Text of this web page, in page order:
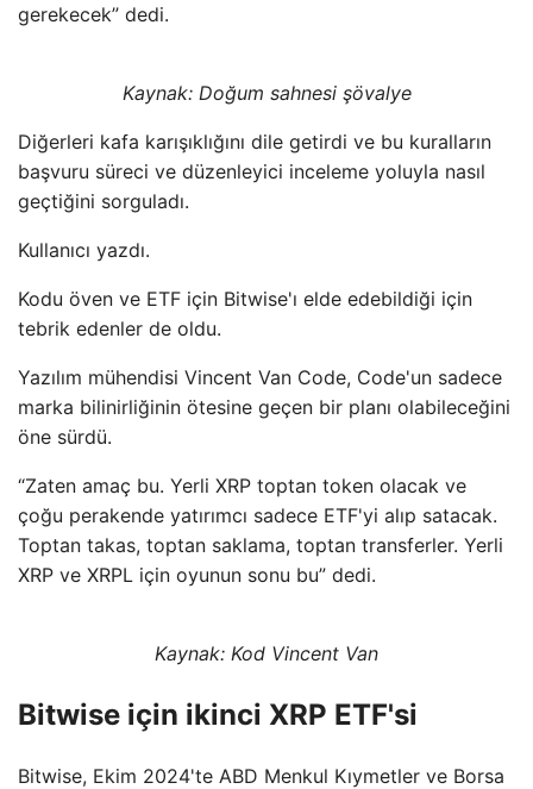
gerekecek” dedi.
Kaynak: Doğum sahnesi şövalye
Diğerleri kafa karışıklığını dile getirdi ve bu kuralların
başvuru süreci ve düzenleyici inceleme yoluyla nasıl
geçtiğini sorguladı.
Kullanıcı yazdı.
Kodu öven ve ETF için Bitwise'ı elde edebildiği için
tebrik edenler de oldu.
Yazılım mühendisi Vincent Van Code, Code'un sadece
marka bilinirliğinin ötesine geçen bir planı olabileceğini
öne sürdü.
“Zaten amaç bu. Yerli XRP toptan token olacak ve
çoğu perakende yatırımcı sadece ETF'yi alıp satacak.
Toptan takas, toptan saklama, toptan transferler. Yerli
XRP ve XRPL için oyunun sonu bu” dedi.
Kaynak: Kod Vincent Van
Bitwise için ikinci XRP ETF'si
Bitwise, Ekim 2024'te ABD Menkul Kıymetler ve Borsa